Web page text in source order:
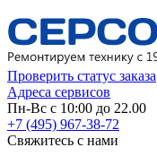
Проверить статус заказа
Адреса сервисов
Пн-Вс с 10:00 до 22.00
+7 (495) 967-38-72
Свяжитесь с нами